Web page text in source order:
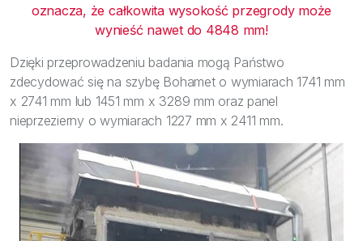
oznacza, że całkowita wysokość przegrody może
wynieść nawet do 4848 mm!
Dzięki przeprowadzeniu badania mogą Państwo
zdecydować się na szybę Bohamet o wymiarach 1741 mm
x 2741 mm lub 1451 mm x 3289 mm oraz panel
nieprzezierny o wymiarach 1227 mm x 2411 mm.